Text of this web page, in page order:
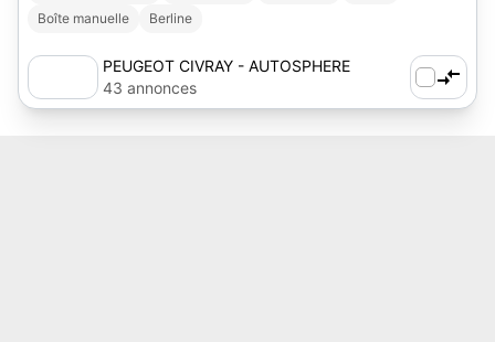
Boîte manuelle
Berline
PEUGEOT CIVRAY - AUTOSPHERE
43 annonces